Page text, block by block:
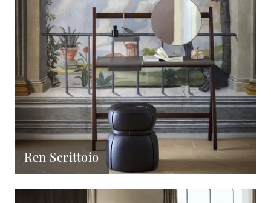
Ren Scrittoio